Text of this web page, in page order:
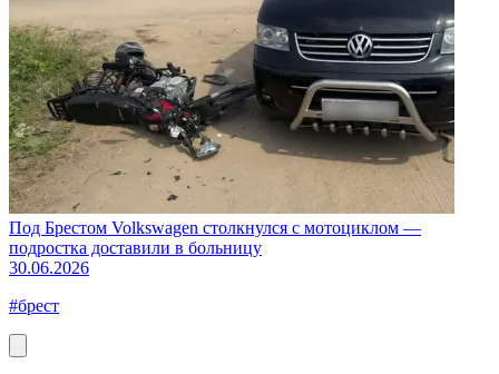
Под Брестом Volkswagen столкнулся с мотоциклом —
подростка доставили в больницу
30.06.2026
#брест